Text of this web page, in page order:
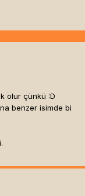
olur çünkü :D
benzer isimde bi